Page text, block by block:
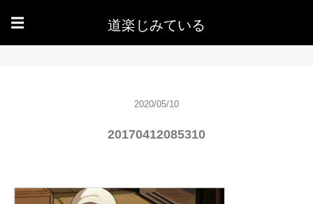
☰ 道楽じみている
2020/05/10
20170412085310